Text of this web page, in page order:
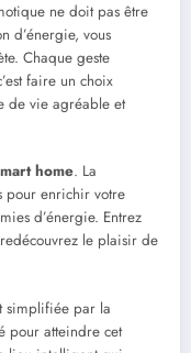
ne doit pas être
d’énergie, vous
Chaque geste
faire un choix
de vie agréable et
home. La
pour enrichir votre
d’énergie. Entrez
le plaisir de
simplifiée par la
pour atteindre cet